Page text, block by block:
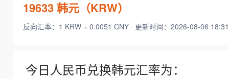
19633韩元（KRW）
反向汇率：1 KRW = 0.0051 CNY 更新时间：2026-08-06
今日人民币兑换韩元汇率为：